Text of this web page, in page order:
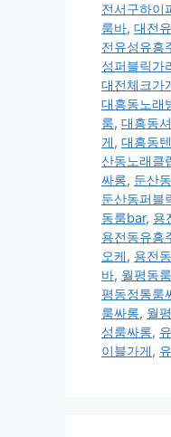
전서구하이
룸바, 대전
전유성유흥
성퍼블릭가
대전체크가
대흥동노래
룸, 대흥동
게, 대흥동
산동노래클
싸롱, 둔산
둔산동퍼블
동룸bar, 용
용전동유흥
오케, 용전
바, 월평동
평동정통룸
룸싸롱, 월
성룸싸롱,
이블가게,